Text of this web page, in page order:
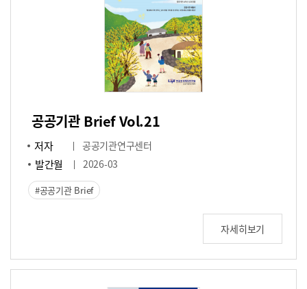
공공기관 Brief Vol.21
저자 공공기관연구센터
발간월 2026-03
공공기관 Brief
자세히보기